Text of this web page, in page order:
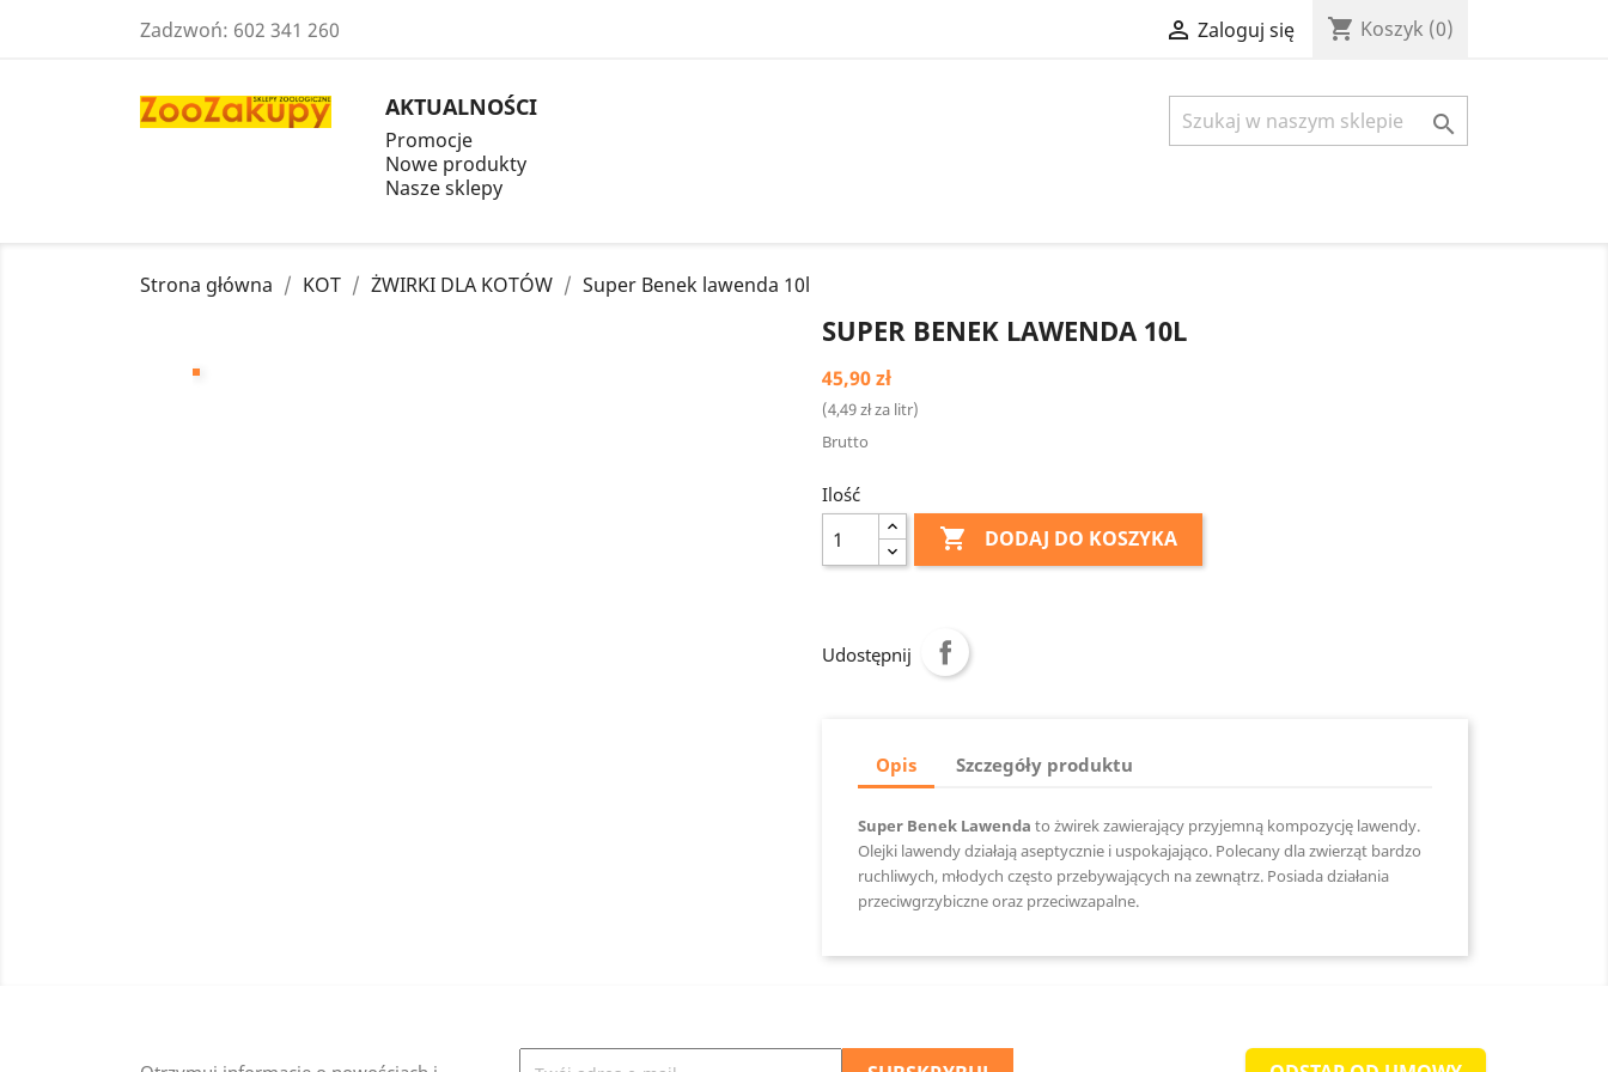
Zadzwoń: 602 341 260  Zaloguj się shopping_cart Koszyk (0)
AKTUALNOŚCI
Promocje
Nowe produkty
Nasze sklepy

Strona główna KOT ŻWIRKI DLA KOTÓW Super Benek lawenda 10l
SUPER BENEK LAWENDA 10L
45,90 zł
(4,49 zł za litr)
Brutto
Ilość
 DODAJ DO KOSZYKA
Udostępnij
Opis Szczegóły produktu
Super Benek Lawenda to żwirek zawierający przyjemną kompozycję lawendy.
Olejki lawendy działają aseptycznie i uspokajająco. Polecany dla zwierząt bardzo
ruchliwych, młodych często przebywających na zewnątrz. Posiada działania
przeciwgrzybiczne oraz przeciwzapalne.